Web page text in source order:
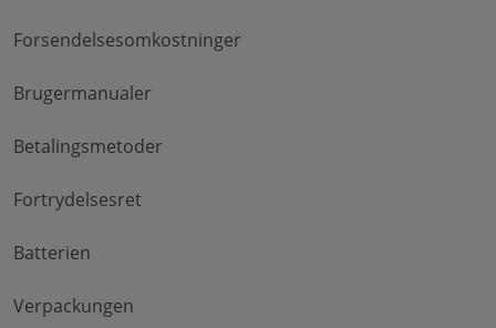
Forsendelsesomkostninger
Brugermanualer
Betalingsmetoder
Fortrydelsesret
Batterien
Verpackungen